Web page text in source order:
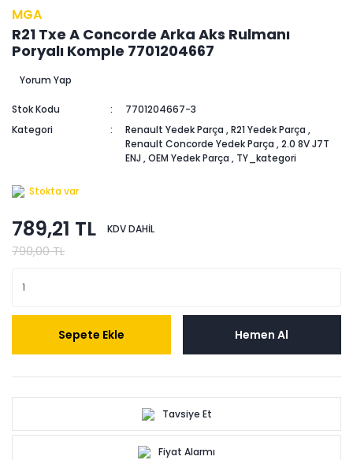
MGA
R21 Txe A Concorde Arka Aks Rulmanı
Poryalı Komple 7701204667
Yorum Yap
Stok Kodu
7701204667-3
Kategori
Renault Yedek Parça ,R21 Yedek Parça ,
Renault Concorde Yedek Parça ,2.0 8V J7T
ENJ,OEM Yedek Parça , TY_kategori
Stokta var
789,21 TL KDV DAHİL
790,00 TL
Sepete Ekle Hemen Al
Tavsiye Et
Fiyat Alarmı